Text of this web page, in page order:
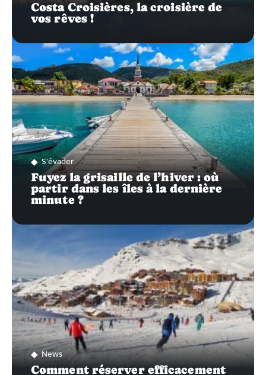
Costa Croisières, la croisière de
vos rêves !
S'évader
Fuyez la grisaille de l’hiver : où
partir dans les îles à la dernière
minute ?
News
Comment réserver efficacement